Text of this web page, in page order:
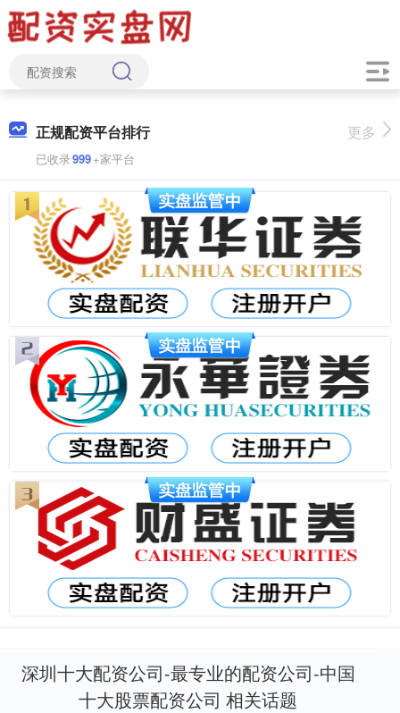
正规配资平台排行
已收录999+家平台
更多
深圳十大配资公司-最专业的配资公司-中国
十大股票配资公司 相关话题